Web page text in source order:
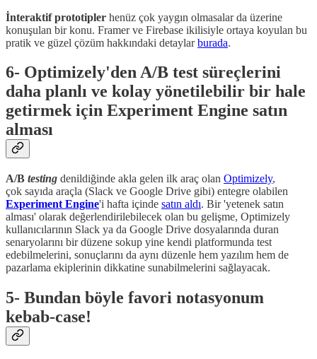
İnteraktif prototipler henüz çok yaygın olmasalar da üzerine
konuşulan bir konu. Framer ve Firebase ikilisiyle ortaya koyulan bu
pratik ve güzel çözüm hakkındaki detaylarburada.
6- Optimizely'den A/B test süreçlerini
daha planlı ve kolay yönetilebilir bir hale
getirmek için Experiment Engine satın
alması
A/B testing denildiğinde akla gelen ilk araç olan Optimizely,
çok sayıda araçla (Slack ve Google Drive gibi) entegre olabilen
Experiment Engine'i hafta içinde satın aldı. Bir 'yetenek satın
alması' olarak değerlendirilebilecek olan bu gelişme, Optimizely
kullanıcılarının Slack ya da Google Drive dosyalarında duran
senaryolarını bir düzene sokup yine kendi platformunda test
edebilmelerini, sonuçlarını da aynı düzenle hem yazılım hem de
pazarlama ekiplerinin dikkatine sunabilmelerini sağlayacak.
5- Bundan böyle favori notasyonum
kebab-case!